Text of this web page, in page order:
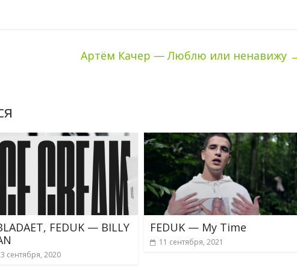
Артём Качер — Люблю или ненавижу
FEDUK — BILLY
сентября, 2020
FEDUK — My Time
11 сентября, 2021